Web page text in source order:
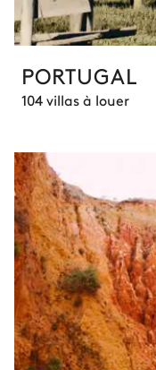
PORTUGAL
104 villas à louer